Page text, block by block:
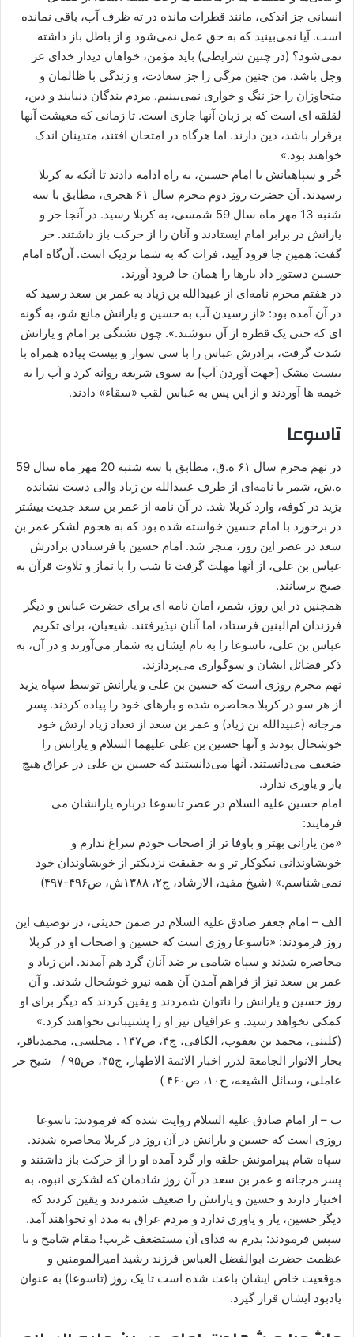
انسانی جز اندکی، مانند قطرات مانده در ته ظرف آب، باقی نمانده
است. آیا نمی‌بینید که به حق عمل نمی‌شود و از باطل باز داشته
نمی‌شود؟ (در چنین شرایطی) باید مؤمن، خواهان دیدار خدای عز
وجل باشد‎. من چنین مرگی را جز سعادت، و زندگی با ظالمان و
متجاوزان را جز ننگ و خواری نمی‌بینیم. مردم بندگان دنیایند و دین،
لقلقه ای است که بر زبان آنها جاری است. تا زمانی که معیشت آنها
برقرار باشد، دین دارند. اما هرگاه در امتحان افتند، متدینان اندک
خواهند بود.»
حُر و سپاهیانش با امام حسین، به ‏راه ادامه دادند تا آنکه به کربلا
رسیدند. آن حضرت روز دوم محرم سال ۶۱ هجری، مطابق با سه
شنبه 13 مهر ماه سال 59 شمسی، به کربلا رسید. در آنجا حر و
یارانش در برابر امام ‏ایستادند و آنان را از حرکت باز داشتند. حر
گفت: همین جا فرود آیید، فرات که به شما نزدیک است. آن‌گاه امام
حسین دستور داد بارها را همان جا فرود آورند.
در هفتم محرم نامه‌ای از عبیدالله‌ بن‌ زیاد به عمر بن‌ سعد رسید که
در آن آمده بود: «از رسیدن آب به حسین و یارانش مانع شو، به‌ گونه
‏ای‌ که حتی یک قطره از آن ننوشند.». چون تشنگی بر امام و یارانش
شدت گرفت، برادرش عباس‏ را با سی سوار و بیست پیاده همراه با
بیست مشک [جهت آوردن آب] به ‌سوی شریعه روانه کرد و آب را به
خیمه ها آوردند و از این پس به عباس‏ لقب «سقاء» دادند.
تاسوعا
در نهم محرم سال ۶۱ ه.ق، مطابق با سه شنبه 20 مهر ماه سال 59
ه.ش، شمر با نامه‌ای از طرف عبیدالله بن زیاد والی دست نشانده
یزید در کوفه، وارد کربلا شد. در آن نامه از عمر بن سعد جدیت بیشتر
در برخورد با امام حسین خواسته شده بود که به هجوم لشکر عمر بن
سعد در عصر این روز، منجر شد. امام حسین با فرستادن برادرش
عباس بن علی، از آنها مهلت گرفت تا شب را با نماز و تلاوت قرآن به
صبح برسانند.
همچنین در این روز، شمر، امان نامه ‌ای برای حضرت عباس و دیگر
فرزندان ام‌البنین فرستاد، اما آنان نپذیرفتند. شیعیان، برای تکریم
عباس بن علی، تاسوعا را به نام ایشان به شمار می‌آورند و در آن، به
ذکر فضائل ایشان و سوگواری می‌پردازند.
نهم محرم روزی است که حسین بن علی و یارانش توسط سپاه یزید
از هر سو در کربلا محاصره شده و بارهای خود را پیاده کردند. پسر
مرجانه (عبیدالله بن زیاد) و عمر بن سعد از تعداد زیاد ارتش خود
خوشحال بودند و آنها حسین بن علی علیهما السلام و یارانش را
ضعیف می‌دانستند. آنها می‌دانستند که حسین بن علی در عراق هیچ
یار و یاوری ندارد.
امام حسین علیه السلام در عصر تاسوعا درباره یارانشان می
فرمایند:
«من یارانی بهتر و باوفا تر از اصحاب خودم سراغ ندارم و
خویشاوندانی نیکوکار تر و به حقیقت نزدیکتر از خویشاوندان خود
نمی‌شناسم.» (شیخ مفید، الارشاد، ج۲، ۱۳۸۸ش، ص۴۹۶-۴۹۷)
الف – امام جعفر صادق علیه السلام در ضمن حدیثی، در توصیف این
روز فرمودند: «تاسوعا روزی است که حسین و اصحاب او در کربلا
محاصره شدند و سپاه شامی بر ضد آنان گرد هم آمدند. ابن زیاد و
عمر بن سعد نیز از فراهم آمدن آن همه نیرو خوشحال شدند. و آن
روز حسین و یارانش را ناتوان شمردند و یقین کردند که دیگر برای او
کمکی نخواهد رسید. و عراقیان نیز او را پشتیبانی نخواهند کرد.‌»
(کلینی، محمد بن یعقوب، الکافی، ج۴، ص۱۴۷ . مجلسی، محمدباقر،
بحار الانوار الجامعة لدرر اخبار الائمة الاطهار، ج۴۵، ص۹۵ / شیخ حر
عاملی، وسائل الشیعه، ج۱۰، ص۴۶۰ )
ب – از امام صادق علیه السلام روایت شده که فرمودند: تاسوعا
روزی است که حسین و یارانش در آن روز در کربلا محاصره شدند.
سپاه شام پیرامونش حلقه وار گرد آمده او را از حرکت باز داشتند و
پسر مرجانه و عمر بن سعد در آن روز شادمان که لشکری انبوه، به
اختیار دارند و حسین و یارانش را ضعیف شمردند و یقین کردند که
دیگر حسین، یار و یاوری ندارد و مردم عراق به مدد او نخواهند آمد.
سپس فرمودند: پدرم به فدای آن مستضعف غریب! مقام شامخ و با
عظمت حضرت ابوالفضل العباس فرزند رشید امیرالمومنین و
موقعیت خاص ایشان باعث شده است تا یک روز (تاسوعا) به عنوان
یادبود ایشان قرار گیرد.